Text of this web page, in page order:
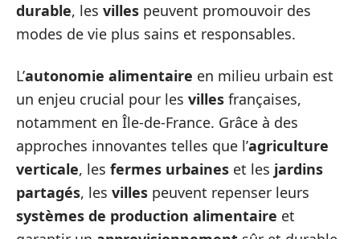
durable, les villes peuvent promouvoir des
modes de vie plus sains et responsables.
L’autonomie alimentaire en milieu urbain est
un enjeu crucial pour les villes françaises,
notamment en Île-de-France. Grâce à des
approches innovantes telles que l’agriculture
verticale, les fermes urbaines et les jardins
partagés, les villes peuvent repenser leurs
systèmes de production alimentaire et